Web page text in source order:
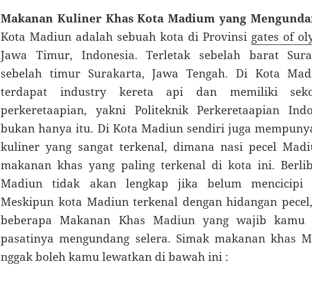
Makanan Kuliner Khas Kota Madium yang
Kota Madiun adalah sebuah kota di Provinsi gates of
Jawa Timur, Indonesia. Terletak sebelah barat
sebelah timur Surakarta, Jawa Tengah. Di Kota
terdapat industry kereta api dan memiliki
perkeretaapian, yakni Politeknik Perkeretaapian
bukan hanya itu. Di Kota Madiun sendiri juga
kuliner yang sangat terkenal, dimana nasi pecel
makanan khas yang paling terkenal di kota ini.
Madiun tidak akan lengkap jika belum mencicipi
Meskipun kota Madiun terkenal dengan hidangan
beberapa Makanan Khas Madiun yang wajib kamu
pasatinya mengundang selera. Simak makanan khas
nggak boleh kamu lewatkan di bawah ini :